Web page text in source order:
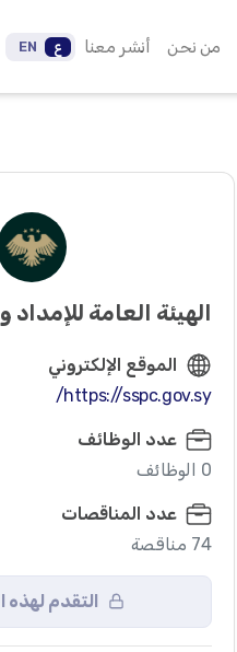
من نحن أنشر معنا ع EN
الموقع الإلكتروني
https://sspc.gov.sy/
عدد الوظائف
0 الوظائف
عدد المناقصات
74 مناقصة